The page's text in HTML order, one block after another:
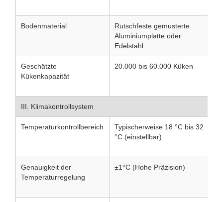
Bodenmaterial
Rutschfeste gemusterte
Aluminiumplatte oder
Edelstahl
Geschätzte
Kükenkapazität
20.000 bis 60.000 Küken
III. Klimakontrollsystem
Temperaturkontrollbereich
Typischerweise 18 °C bis 32
°C (einstellbar)
Genauigkeit der
Temperaturregelung
±1°C (Hohe Präzision)